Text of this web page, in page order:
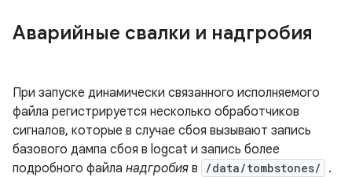
Аварийные свалки и надгробия
При запуске динамически связанного исполняемого
файла регистрируется несколько обработчиков
сигналов, которые в случае сбоя вызывают запись
базового дампа сбоя в logcat и запись более
подробного файла надгробия в /data/tombstones/
.